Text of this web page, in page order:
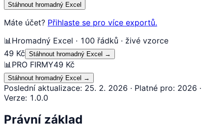
Stáhnout hromadný Excel
Máte účet? Přihlaste se pro více exportů.
📊 Hromadný Excel · 100 řádků · živé vzorce
49 Kč Stáhnout hromadný Excel →
📊 PRO FIRMY49 Kč
Stáhnout hromadný Excel →
Poslední aktualizace: 25. 2. 2026 · Platné pro: 2026 ·
Verze: 1.0.0
Právní základ